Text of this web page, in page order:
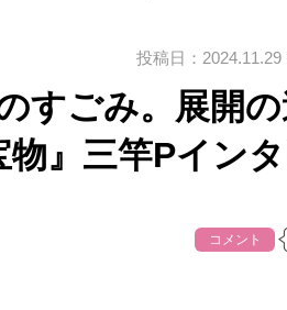
投稿日：2024.11.29
すごみ。展開の
』三竿Pイン
コメント